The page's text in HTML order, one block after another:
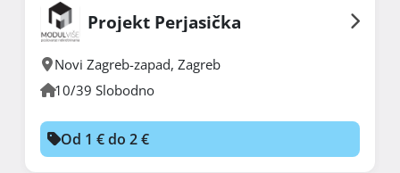
Projekt Perjasička
Novi Zagreb-zapad, Zagreb
10/39 Slobodno
Od 1 € do 2 €